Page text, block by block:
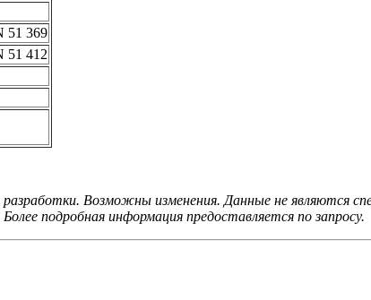
51 369
51 412
Возможны изменения. Данные не являются
подробная информация предоставляется по запросу.